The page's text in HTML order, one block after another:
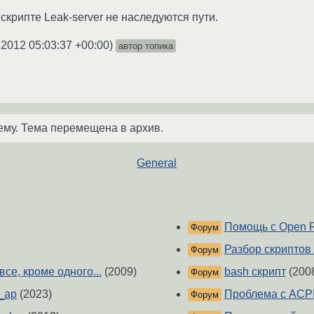
Leak-server не наследуются пути.
05:03:37 +00:00) автор топика
Тема перемещена в архив.
General
кроме одного... (2009)
(2023)
Форум Помощь с Open
Форум Разбор скриптов
Форум bash скрипт
Форум Проблема с